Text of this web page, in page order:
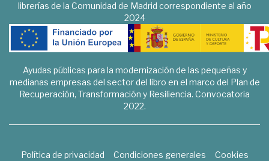
librerías de la Comunidad de Madrid correspondiente al año
2024
Ayudas públicas para la modernización de las pequeñas y
medianas empresas del sector del libro en el marco del Plan de
Recuperación, Transformación y Resiliencia. Convocatoria
2022.
Política de privacidad Condiciones generales
Cookies